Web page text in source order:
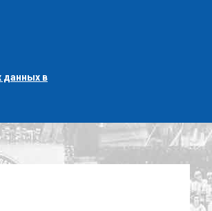
данных в